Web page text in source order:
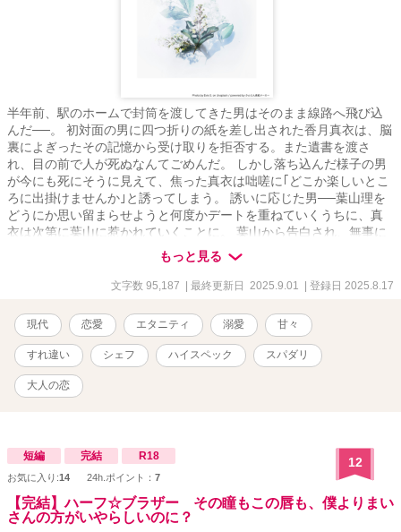
半年前、駅のホームで封筒を渡してきた男はそのまま線路へ飛び込
んだ──。 初対面の男に四つ折りの紙を差し出された香月真衣は、脳
裏によぎったその記憶から受け取りを拒否する。また遺書を渡さ
れ、目の前で人が死ぬなんてごめんだ。 しかし落ち込んだ様子の男
が今にも死にそうに見えて、焦った真衣は咄嗟に｢どこか楽しいとこ
ろに出掛けませんか｣と誘ってしまう。 誘いに応じた男──葉山理を
どうにか思い留まらせようと何度かデートを重ねていくうちに、真
衣は次第に葉山に惹かれていくことに。 葉山から告白され、無事に
付き合うことになったが、彼が青山の人気フレンチ〈シャルメラン
ジュ〉のオーナーシェフで、“料理界のプリンス”と評される程の男だ
ということを真衣は後から知ることになった。 早々に同棲を提案さ
に、なぜ自分なのかという不安が募っていく。 「弱っていた時に優
しくされたから、私のことを好きだと思い込んでるだけなんだ」 胃
袋から掴む甘やかし執着男×メンタルケアのつもりが負い目を感じて
悩む包容力女子のすれ違いラブストーリー ※他のサイトにも投稿し
ています
もっと見る
文字数 95,187 | 最終更新日 2025.9.01 | 登録日 2025.8.17
現代 恋愛 エタニティ 溺愛 甘々
すれ違い シェフ ハイスペック スパダリ
大人の恋
短編 完結 R18
お気に入り:14 24h.ポイント： 7
12
【完結】ハーフ☆ブラザー その瞳もこの唇も、僕よりまい
さんの方がいやらしいのに？